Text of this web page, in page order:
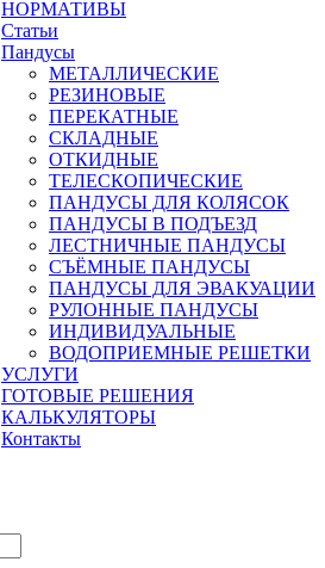
НОРМАТИВЫ
Статьи
Пандусы
МЕТАЛЛИЧЕСКИЕ
РЕЗИНОВЫЕ
ПЕРЕКАТНЫЕ
СКЛАДНЫЕ
ОТКИДНЫЕ
ТЕЛЕСКОПИЧЕСКИЕ
ПАНДУСЫ ДЛЯ КОЛЯСОК
ПАНДУСЫ В ПОДЪЕЗД
ЛЕСТНИЧНЫЕ ПАНДУСЫ
CЪЁМНЫЕ ПАНДУСЫ
ПАНДУСЫ ДЛЯ ЭВАКУАЦИИ
РУЛОННЫЕ ПАНДУСЫ
ИНДИВИДУАЛЬНЫЕ
ВОДОПРИЕМНЫЕ РЕШЕТКИ
УСЛУГИ
ГОТОВЫЕ РЕШЕНИЯ
КАЛЬКУЛЯТОРЫ
Контакты